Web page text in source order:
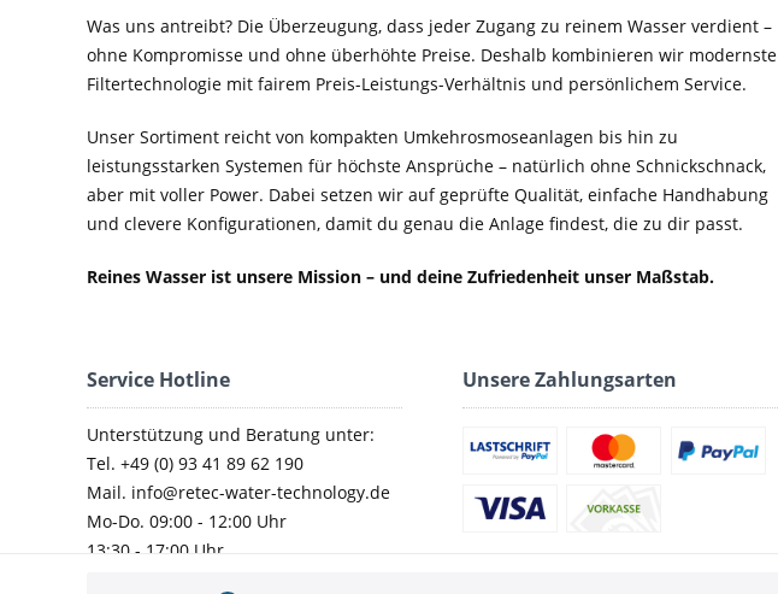
Was uns antreibt? Die Überzeugung, dass jeder Zugang zu reinem Wasser verdient –
ohne Kompromisse und ohne überhöhte Preise. Deshalb kombinieren wir modernste
Filtertechnologie mit fairem Preis-Leistungs-Verhältnis und persönlichem Service.
Unser Sortiment reicht von kompakten Umkehrosmoseanlagen bis hin zu
leistungsstarken Systemen für höchste Ansprüche – natürlich ohne Schnickschnack,
aber mit voller Power. Dabei setzen wir auf geprüfte Qualität, einfache Handhabung
und clevere Konfigurationen, damit du genau die Anlage findest, die zu dir passt.
Reines Wasser ist unsere Mission – und deine Zufriedenheit unser Maßstab.
Service Hotline
Unterstützung und Beratung unter:
Tel. +49 (0) 93 41 89 62 190
Mail. info@retec-water-technology.de
Mo-Do. 09:00 - 12:00 Uhr
13:30 - 17:00 Uhr
Unsere Zahlungsarten